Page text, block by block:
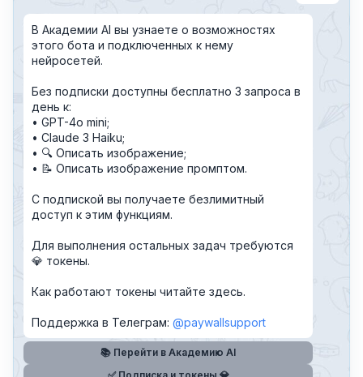
В Академии AI вы узнаете о возможностях
этого бота и подключенных к нему
нейросетей.
Без подписки доступны бесплатно 3 запроса в
день к:
• GPT-4o mini;
• Claude 3 Haiku;
• 🔍 Описать изображение;
• 📝 Описать изображение промптом.
С подпиской вы получаете безлимитный
доступ к этим функциям.
Для выполнения остальных задач требуются
💎 токены.
Как работают токены читайте здесь.
Поддержка в Телеграм: @paywallsupport
📚 Перейти в Академию AI